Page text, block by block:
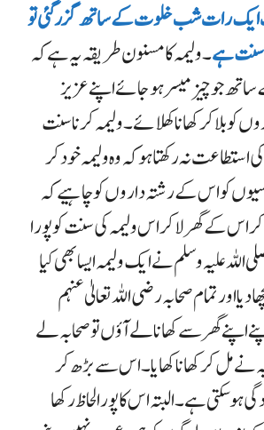
رات شب خلوت کے ساتھ گزر گئی تو
سنت ہے۔ولیمہ کا مسنون طریقہ یہ ہے کہ
جو چیز میسر ہوجائے اپنے عزیز
کو بلا کر کھانا کھلائے ۔ولیمہ کرنا سنت
نہ رکھتا ہو کہ وہ ولیمہ خود کر
کو اس کے رشتہ داروں کو چاہیے کہ
کر اس کے گھر لا کر اس ولیمہ کی سنت کو پورا
علیہ وسلم نے ایک ولیمہ ایسا بھی کیا
اور تمام صحابہ رضی اللہ تعالیٰ عنہم
اپنے گھر سے کھانا لے آؤں تو صحابہ لے
نے مل کر کھانا کھایا ۔ اس سے بڑھ کر
ہو سکتی ہے ۔ البتہ اس کا پورا لحاظ رکھا